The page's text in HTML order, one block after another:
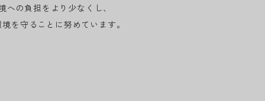
への負担をより少なくし、
を守ることに努めています。